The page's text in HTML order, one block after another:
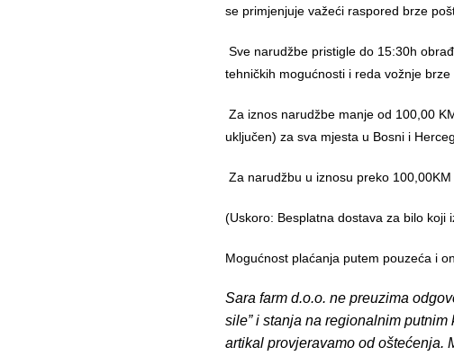
se primjenjuje važeći raspored brze
Sve narudžbe pristigle do 15:30h
tehničkih mogućnosti i reda vožnje
Za iznos narudžbe manje od 100,00
uključen) za sva mjesta u Bosni i
Za narudžbu u iznosu preko 100,00KM
(Uskoro: Besplatna dostava za bilo koji
Mogućnost plaćanja putem pouzeća i
Sara farm d.o.o. ne preuzima
sile” i stanja na regionalnim
artikal provjeravamo od oštećenja.